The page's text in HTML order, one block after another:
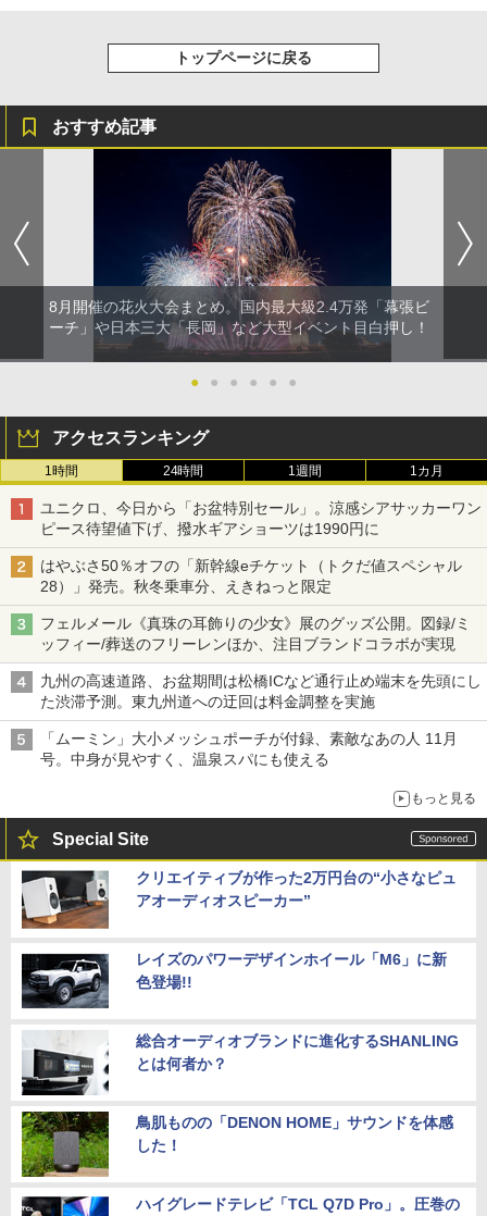
トップページに戻る
おすすめ記事
8月開催の花火大会まとめ。国内最大級2.4万発「幕張ビ
ーチ」や日本三大「長岡」など大型イベント目白押し！
● ● ● ● ● ●
アクセスランキング
1時間 24時間 1週間 1カ月
ユニクロ、今日から「お盆特別セール」。涼感シアサッカーワン
ピース待望値下げ、撥水ギアショーツは1990円に
はやぶさ50％オフの「新幹線eチケット（トクだ値スペシャル
28）」発売。秋冬乗車分、えきねっと限定
フェルメール《真珠の耳飾りの少女》展のグッズ公開。図録/ミ
ッフィー/葬送のフリーレンほか、注目ブランドコラボが実現
九州の高速道路、お盆期間は松橋ICなど通行止め端末を先頭にし
た渋滞予測。東九州道への迂回は料金調整を実施
「ムーミン」大小メッシュポーチが付録、素敵なあの人 11月
号。中身が見やすく、温泉スパにも使える
もっと見る
Special Site
クリエイティブが作った2万円台の“小さなピュ
アオーディオスピーカー”
レイズのパワーデザインホイール「M6」に新
色登場!!
総合オーディオブランドに進化するSHANLING
とは何者か？
鳥肌ものの「DENON HOME」サウンドを体感
した！
ハイグレードテレビ「TCL Q7D Pro」。圧巻の